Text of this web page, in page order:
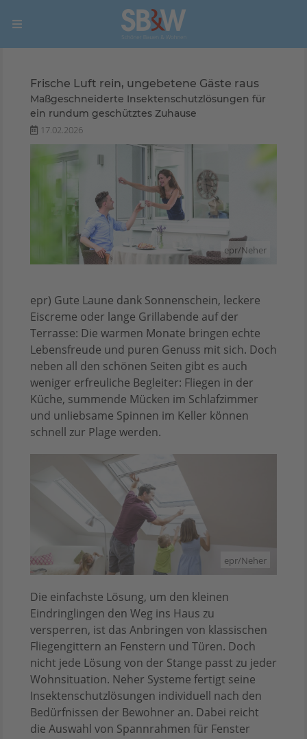
Frische Luft rein, ungebetene Gäste raus
Maßgeschneiderte Insektenschutzlösungen für
ein rundum geschütztes Zuhause
17.02.2026
epr/Neher
epr) Gute Laune dank Sonnenschein, leckere
Eiscreme oder lange Grillabende auf der
Terrasse: Die warmen Monate bringen echte
Lebensfreude und puren Genuss mit sich. Doch
neben all den schönen Seiten gibt es auch
weniger erfreuliche Begleiter: Fliegen in der
Küche, summende Mücken im Schlafzimmer
und unliebsame Spinnen im Keller können
schnell zur Plage werden.
epr/Neher
Die einfachste Lösung, um den kleinen
Eindringlingen den Weg ins Haus zu
versperren, ist das Anbringen von klassischen
Fliegengittern an Fenstern und Türen. Doch
nicht jede Lösung von der Stange passt zu jeder
Wohnsituation. Neher Systeme fertigt seine
Insektenschutzlösungen individuell nach den
Bedürfnissen der Bewohner an. Dabei reicht
die Auswahl von Spannrahmen für Fenster